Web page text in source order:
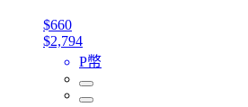
$660
$2,794
P幣